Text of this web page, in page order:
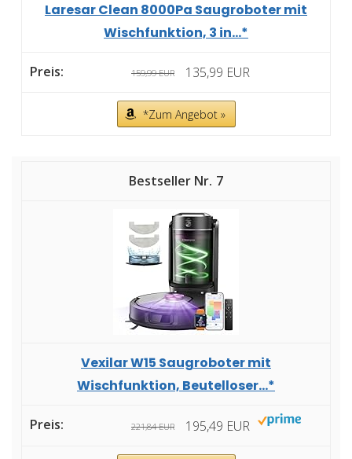
Laresar Clean 8000Pa Saugroboter mit
Wischfunktion, 3 in...*
159,99 EUR 135,99 EUR
*Zum Angebot »
7
Vexilar W15 Saugroboter mit
Wischfunktion, Beutelloser...*
221,84 EUR 195,49 EUR